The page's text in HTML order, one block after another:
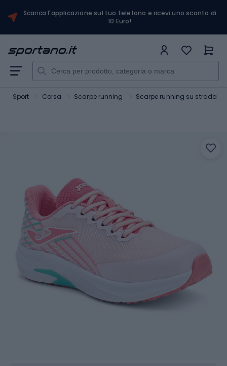
Scarica l'applicazione sul tuo telefono e ricevi uno sconto di
10 Euro!
Sport Corsa Scarpe running Scarpe running su strada